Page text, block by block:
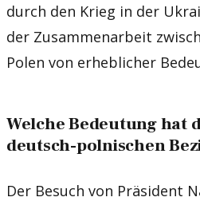
durch den Krieg in der
der Zusammenarbeit
Polen von erheblicher
Welche Bedeutung hat
deutsch-polnischen
Der Besuch von Präsident